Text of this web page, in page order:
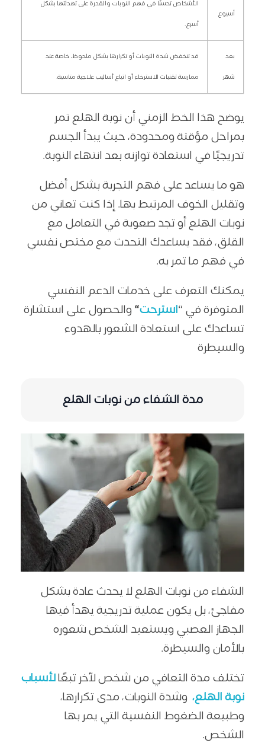
أسبوع
الأشخاص تحسنًا في فهم النوبات والقدرة على تهدئتها بشكل
أسرع.
بعد
شهر
قد تنخفض شدة النوبات أو تكرارها بشكل ملحوظ، خاصة عند
ممارسة تقنيات الاسترخاء أو اتباع أساليب علاجية مناسبة.
يوضح هذا الخط الزمني أن نوبة الهلع تمر
بمراحل مؤقتة ومحدودة، حيث يبدأ الجسم
تدريجيًا في استعادة توازنه بعد انتهاء النوبة.
هو ما يساعد على فهم التجربة بشكل أفضل
وتقليل الخوف المرتبط بها. إذا كنت تعاني من
نوبات الهلع أو تجد صعوبة في التعامل مع
القلق، فقد يساعدك التحدث مع مختص نفسي
في فهم ما تمر به.
يمكنك التعرف على خدمات الدعم النفسي
المتوفرة في “ استرحت“ والحصول على استشارة
تساعدك على استعادة الشعور بالهدوء
والسيطرة
مدة الشفاء من نوبات الهلع
الشفاء من نوبات الهلع لا يحدث عادة بشكل
مفاجئ، بل يكون عملية تدريجية يهدأ فيها
الجهاز العصبي ويستعيد الشخص شعوره
بالأمان والسيطرة.
تختلف مدة التعافي من شخص لآخر تبعًا لأسباب
نوبة الهلع، وشدة النوبات، مدى تكرارها،
وطبيعة الضغوط النفسية التي يمر بها
الشخص.